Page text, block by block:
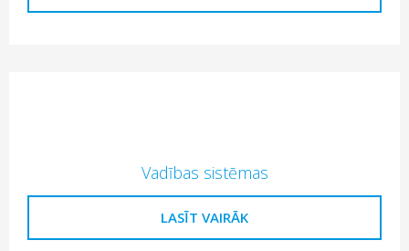
Vadības sistēmas
LASĪT VAIRĀK